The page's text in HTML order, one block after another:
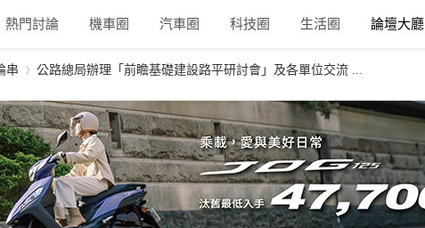
熱門討論 機車圈 汽車圈 科技圈 生活圈 論壇大廳
串
›
公路總局辦理「前瞻基礎建設路平研討會」及各單位交流 ...